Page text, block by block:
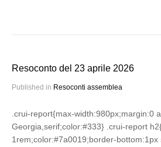
Resoconto del 23 aprile 2026
Published in Resoconti assemblea
.crui-report{max-width:980px;margin:0
Georgia,serif;color:#333} .crui-report
1rem;color:#7a0019;border-bottom:1px